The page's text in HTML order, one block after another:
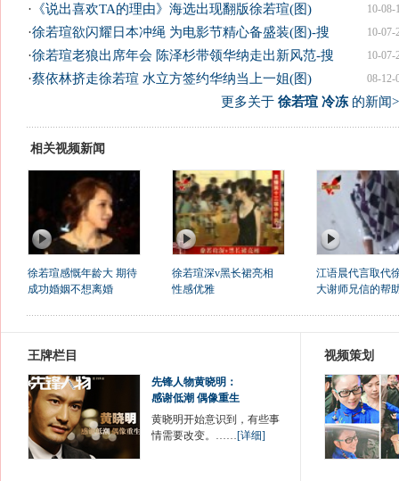
10-08-
· 《说出喜欢TA的理由》海选出现翻版徐若瑄(图)
10-07-
·徐若瑄欲闪耀日本冲绳 为电影节精心备盛装(图)-搜
10-07-
·徐若瑄老狼出席年会 陈泽杉带领华纳走出新风范-搜
08-12-
·蔡依林挤走徐若瑄 水立方签约华纳当上一姐(图)
更多关于 徐若瑄 冷冻的新闻
相关视频新闻
徐若瑄感慨年龄大 期待
成功婚姻不想离婚
徐若瑄深v黑长裙亮相
性感优雅
江语晨代言取代
大谢师兄信的帮
王牌栏目
先锋人物黄晓明：
感谢低潮 偶像重生
黄晓明开始意识到，有些事
情需要改变。……[详细]
视频策划